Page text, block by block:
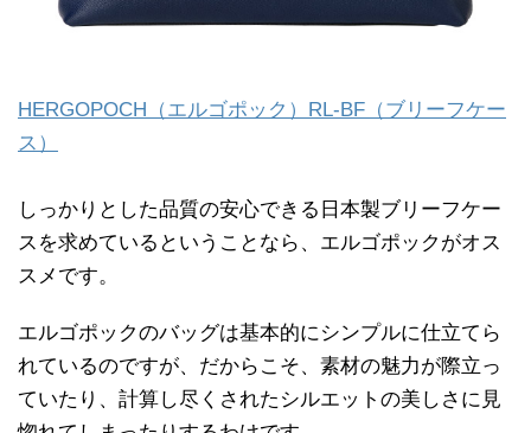
HERGOPOCH（エルゴポック）RL-BF（ブリーフケー
ス）
しっかりとした品質の安心できる日本製ブリーフケー
スを求めているということなら、エルゴポックがオス
スメです。
エルゴポックのバッグは基本的にシンプルに仕立てら
れているのですが、だからこそ、素材の魅力が際立っ
ていたり、計算し尽くされたシルエットの美しさに見